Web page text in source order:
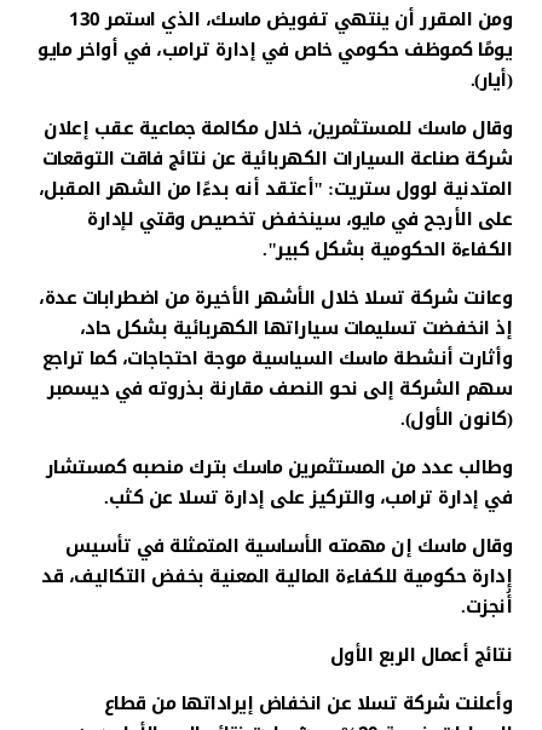
ومن المقرر أن ينتهي تفويض ماسك، الذي استمر 130
يومًا كموظف حكومي خاص في إدارة ترامب، في أواخر مايو
(أيار).
وقال ماسك للمستثمرين، خلال مكالمة جماعية عقب إعلان
شركة صناعة السيارات الكهربائية عن نتائج فاقت التوقعات
المتدنية لوول ستريت: "أعتقد أنه بدءًا من الشهر المقبل،
على الأرجح في مايو، سينخفض تخصيص وقتي لإدارة
الكفاءة الحكومية بشكل كبير".
وعانت شركة تسلا خلال الأشهر الأخيرة من اضطرابات عدة،
إذ انخفضت تسليمات سياراتها الكهربائية بشكل حاد،
وأثارت أنشطة ماسك السياسية موجة احتجاجات، كما تراجع
سهم الشركة إلى نحو النصف مقارنة بذروته في ديسمبر
(كانون الأول).
وطالب عدد من المستثمرين ماسك بترك منصبه كمستشار
في إدارة ترامب، والتركيز على إدارة تسلا عن كثب.
وقال ماسك إن مهمته الأساسية المتمثلة في تأسيس
إدارة حكومية للكفاءة المالية المعنية بخفض التكاليف، قد
أُنجزت.
نتائج أعمال الربع الأول
وأعلنت شركة تسلا عن انخفاض إيراداتها من قطاع